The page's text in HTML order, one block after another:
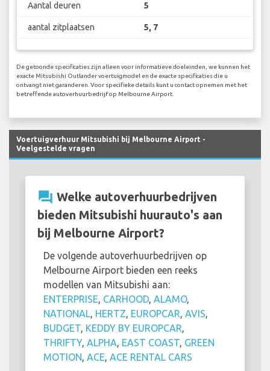
Aantal deuren 5
aantal zitplaatsen 5, 7
De getoonde specificaties zijn alleen voor informatieve doeleinden, we kunnen het
exacte Mitsubishi Outlander voertuigmodel en de exacte specificaties die u
ontvangt niet garanderen. Voor specifieke details kunt u contact opnemen met het
betreffende autoverhuurbedrijf op Melbourne Airport.
Voertuigverhuur Mitsubishi bij Melbourne Airport -
Veelgestelde vragen
question_answer Welke autoverhuurbedrijven
bieden Mitsubishi huurauto's aan
bij Melbourne Airport?
De volgende autoverhuurbedrijven op
Melbourne Airport bieden een reeks
modellen van Mitsubishi aan:
ENTERPRISE CARHOOD ALAMO,
NATIONAL
HERTZ EUROPCAR AVIS
BUDGET KEDDY BY EUROPCAR
THRIFTY, ALPHA EAST COAST GREEN
MOTION ACE ACE RENTAL CARS